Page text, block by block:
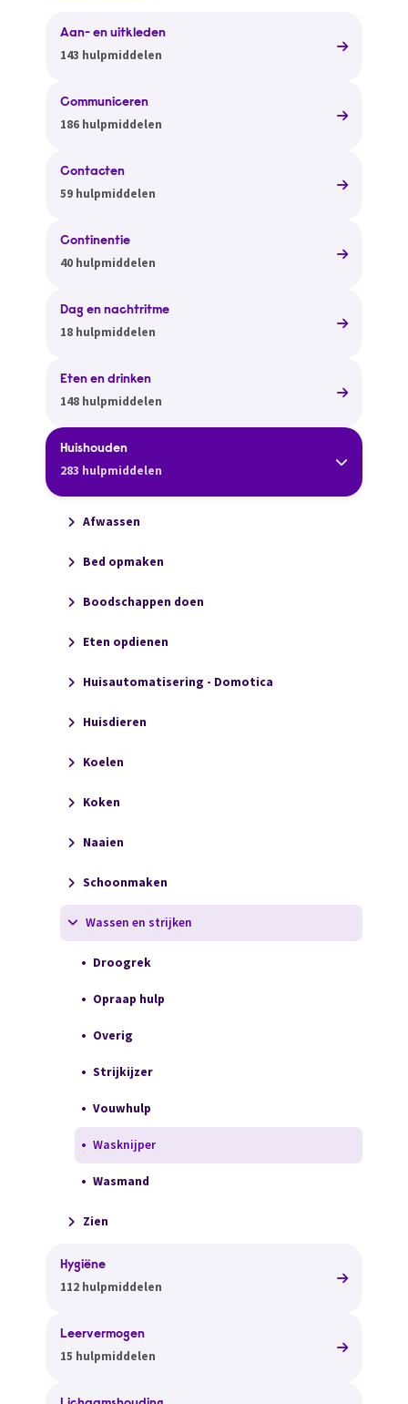
Aan- en uitkleden
143 hulpmiddelen
Communiceren
186 hulpmiddelen
Contacten
59 hulpmiddelen
Continentie
40 hulpmiddelen
Dag en nachtritme
18 hulpmiddelen
Eten en drinken
148 hulpmiddelen
Huishouden
283 hulpmiddelen
Afwassen
Bed opmaken
Boodschappen doen
Eten opdienen
Huisautomatisering - Domotica
Huisdieren
Koelen
Koken
Naaien
Schoonmaken
Wassen en strijken
Droogrek
Opraap hulp
Overig
Strijkijzer
Vouwhulp
Wasknijper
Wasmand
Zien
Hygiëne
112 hulpmiddelen
Leervermogen
15 hulpmiddelen